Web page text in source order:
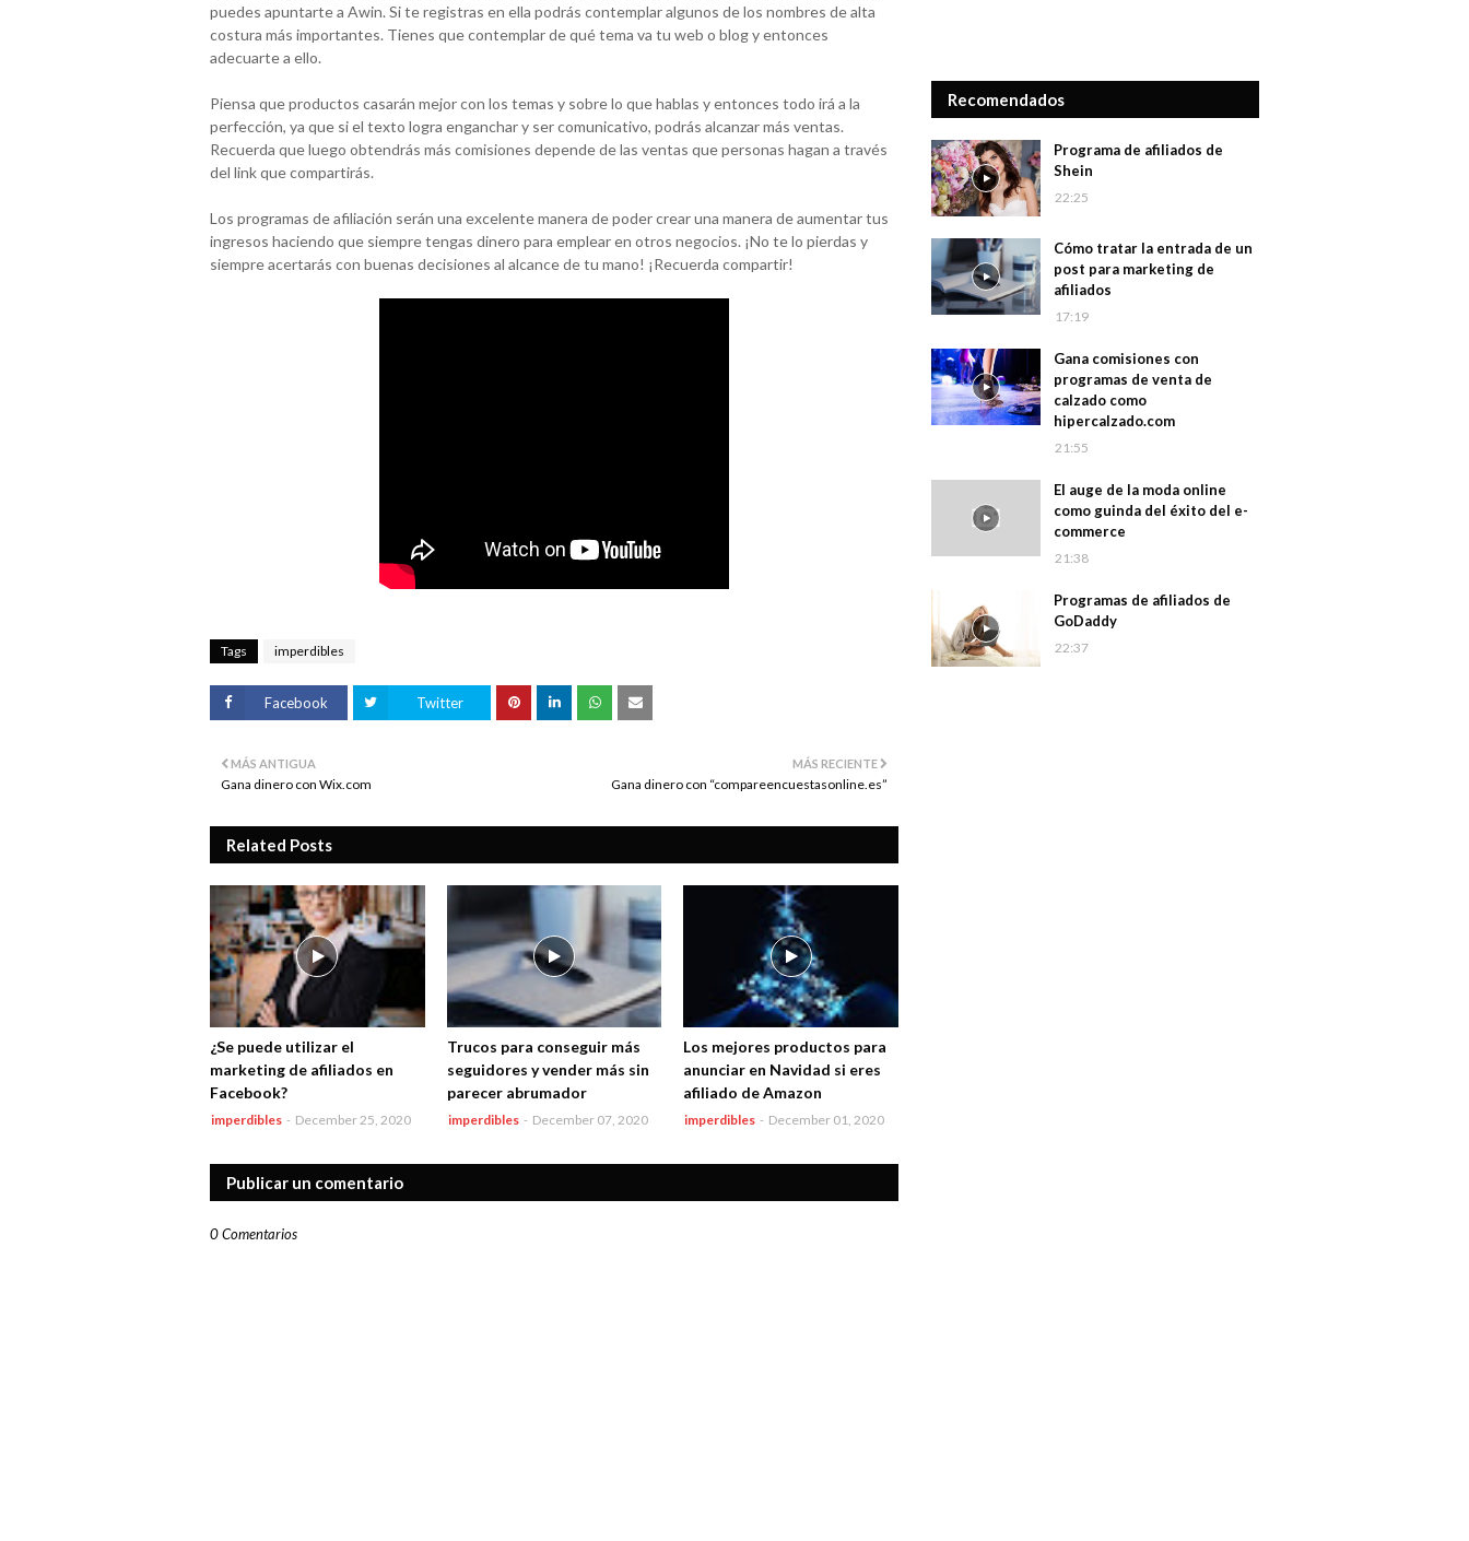
puedes apuntarte a Awin. Si te registras en ella podrás contemplar algunos de los nombres de alta
costura más importantes. Tienes que contemplar de qué tema va tu web o blog y entonces
adecuarte a ello.
Piensa que productos casarán mejor con los temas y sobre lo que hablas y entonces todo irá a la
perfección, ya que si el texto logra enganchar y ser comunicativo, podrás alcanzar más ventas.
Recuerda que luego obtendrás más comisiones depende de las ventas que personas hagan a través
del link que compartirás.
Los programas de afiliación serán una excelente manera de poder crear una manera de aumentar tus
ingresos haciendo que siempre tengas dinero para emplear en otros negocios. ¡No te lo pierdas y
siempre acertarás con buenas decisiones al alcance de tu mano! ¡Recuerda compartir!
Tags imperdibles
Facebook Twitter
MÁS RECIENTE
Gana dinero con “compareencuestasonline.es”
MÁS ANTIGUA
Gana dinero con Wix.com
Related Posts
¿Se puede utilizar el
marketing de afiliados en
Facebook?
imperdibles - December 25, 2020
Trucos para conseguir más
seguidores y vender más sin
parecer abrumador
imperdibles - December 07, 2020
Los mejores productos para
anunciar en Navidad si eres
afiliado de Amazon
imperdibles - December 01, 2020
Publicar un comentario
0 Comentarios
Recomendados
Programa de afiliados de
Shein
22:25
Cómo tratar la entrada de un
post para marketing de
afiliados
17:19
Gana comisiones con
programas de venta de
calzado como
hipercalzado.com
21:55
El auge de la moda online
como guinda del éxito del e-
commerce
21:38
Programas de afiliados de
GoDaddy
22:37